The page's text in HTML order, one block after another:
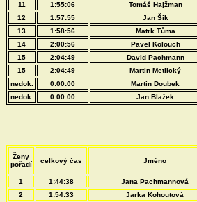
11
1:55:06
Tomáš Hajžman
12
1:57:55
Jan Šik
13
1:58:56
Matrk Tůma
14
2:00:56
Pavel Kolouch
15
2:04:49
David Pachmann
15
2:04:49
Martin Metlický
nedok.
0:00:00
Martin Doubek
nedok.
0:00:00 Jan Blažek
Ženy
pořadí
celkový čas Jméno
1 1:44:38
Jana Pachmannová
2
1:54:33
Jarka Kohoutová